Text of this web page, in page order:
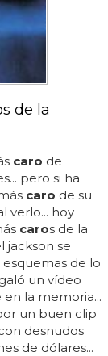
de la
caro de
pero si ha
caro de su
verlo... hoy
caros de la
jackson se
de lo
un vídeo
la memoria...
un buen clip
desnudos
de dólares...